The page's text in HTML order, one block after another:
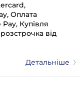
Оплата
Купівля
від
Детальніше